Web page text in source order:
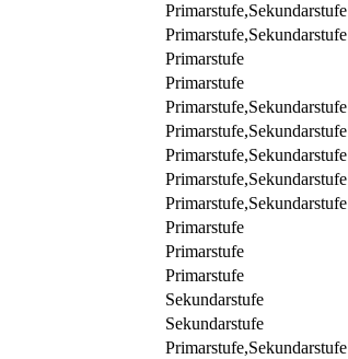
Primarstufe,Sekundarstufe
Primarstufe,Sekundarstufe
Primarstufe
Primarstufe
Primarstufe,Sekundarstufe
Primarstufe,Sekundarstufe
Primarstufe,Sekundarstufe
Primarstufe,Sekundarstufe
Primarstufe,Sekundarstufe
Primarstufe
Primarstufe
Primarstufe
Sekundarstufe
Sekundarstufe
Primarstufe,Sekundarstufe